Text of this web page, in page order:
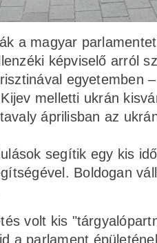
a magyar
képviselő arról
egyetemben
melletti ukrán
áprilisban az
segítik egy kis
Boldogan
volt kis
a parlament